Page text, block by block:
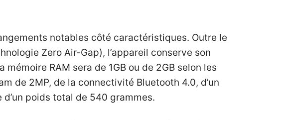
notables côté caractéristiques. Outre le
Zero Air-Gap), l’appareil conserve son
RAM sera de 1GB ou de 2GB selon les
de 2MP, de la connectivité Bluetooth 4.0, d’un
poids total de 540 grammes.